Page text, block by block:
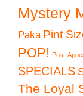
Mystery
Paka Pint
POP! Post-
SPECIALS
The Loyal